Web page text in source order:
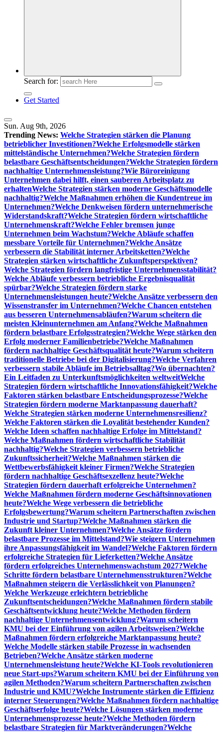
Search for:
Get Started
Sun. Aug 9th, 2026
Trending News: Welche Strategien stärken die Planung
betrieblicher Investitionen?Welche Erfolgsmodelle stärken
mittelständische Unternehmen?Welche Strategien fördern
belastbare Geschäftsentscheidungen?Welche Strategien fördern
nachhaltige Unternehmensleistung?Wie Büroreinigung
Unternehmen dabei hilft, einen sauberen Arbeitsplatz zu
erhaltenWelche Strategien stärken moderne Geschäftsmodelle
nachhaltig?Welche Maßnahmen erhöhen die Kundentreue im
Unternehmen?Welche Denkweisen fördern unternehmerische
Widerstandskraft?Welche Strategien fördern wirtschaftliche
Unternehmenskraft?Welche Fehler bremsen junge
Unternehmen beim Wachstum?Welche Abläufe schaffen
messbare Vorteile für Unternehmen?Welche Ansätze
verbessern die Stabilität interner Arbeitsketten?Welche
Strategien stärken wirtschaftliche Zukunftsperspektiven?
Welche Strategien fördern langfristige Unternehmensstabilität?
Welche Abläufe verbessern betriebliche Ergebnisqualität
spürbar?Welche Strategien fördern starke
Unternehmensleistungen heute?Welche Ansätze verbessern den
Wissenstransfer im Unternehmen?Welche Chancen entstehen
aus besseren Unternehmensabläufen?Warum scheitern die
meisten Kleinunternehmen am Anfang?Welche Maßnahmen
fördern belastbare Erfolgsstrategien?Welche Wege stärken den
Erfolg moderner Familienbetriebe?Welche Maßnahmen
fördern nachhaltige Geschäftsqualität heute?Warum scheitern
traditionelle Betriebe bei der Digitalisierung?Welche Verfahren
verbessern stabile Abläufe im Betriebsalltag?Wo übernachten?
Ein Leitfaden zu Unterkunftsmöglichkeiten weltweitWelche
Strategien fördern wirtschaftliche Innovationsfähigkeit?Welche
Faktoren stärken belastbare Entscheidungsprozesse?Welche
Strategien fördern moderne Marktanpassung dauerhaft?
Welche Strategien stärken moderne Unternehmensresilienz?
Welche Faktoren stärken die Loyalität bestehender Kunden?
Welche Ideen schaffen nachhaltige Erfolge im Mittelstand?
Welche Maßnahmen fördern wirtschaftliche Stabilität
nachhaltig?Welche Strategien verbessern betriebliche
Zukunftssicherheit?Welche Maßnahmen stärken die
Wettbewerbsfähigkeit kleiner Firmen?Welche Strategien
fördern nachhaltige Geschäftsexzellenz heute?Welche
Strategien fördern dauerhaft erfolgreiche Unternehmen?
Welche Maßnahmen fördern moderne Geschäftsinnovationen
heute?Welche Wege verbessern die betriebliche
Erfolgsbewertung?Warum scheitern Partnerschaften zwischen
Industrie und Startup?Welche Maßnahmen stärken die
Zukunft kleiner Unternehmen?Welche Ansätze fördern
belastbare Prozesse im Mittelstand?Wie steigern Unternehmen
ihre Anpassungsfähigkeit im Wandel?Welche Faktoren fördern
erfolgreiche Strategien für Lieferketten?Welche Ansätze
fördern erfolgreiches Unternehmenswachstum 2027?Welche
Schritte fördern belastbare Unternehmensstrukturen?Welche
Maßnahmen steigern die Verlässlichkeit von Planungen?
Welche Werkzeuge erleichtern betriebliche
Zukunftsentscheidungen?Welche Maßnahmen fördern stabile
Geschäftsentwicklung heute?Welche Methoden fördern
nachhaltige Unternehmensentwicklung?Warum scheitern
KMU bei der Einführung von agilen Arbeitsweisen?Welche
Maßnahmen fördern erfolgreiche Marktanpassung heute?
Welche Modelle stärken stabile Prozesse in wachsenden
Betrieben?Welche Ansätze stärken moderne
Unternehmensleistung heute?Welche KI-Tools revolutionieren
neue Start-ups?Warum scheitern KMU bei der Einführung von
agilen Methoden?Warum scheitern Partnerschaften zwischen
Industrie und KMU?Welche Instrumente stärken die Effizienz
interner Steuerungen?Welche Maßnahmen fördern nachhaltige
Geschäftserfolge heute?Welche Lösungen stärken moderne
Unternehmensprozesse heute?Welche Methoden fördern
belastbare Strategien für Marktveränderungen?Welche